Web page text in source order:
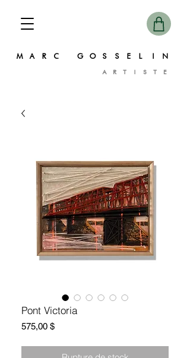
MARC GOSSELIN
ARTISTE
Pont Victoria
575,00 $Prix